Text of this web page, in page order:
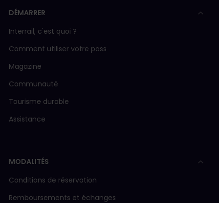
DÉMARRER
Interrail, c'est quoi ?
Comment utiliser votre pass
Magazine
Communauté
Tourisme durable
Assistance
MODALITÉS
Conditions de réservation
Remboursements et échanges